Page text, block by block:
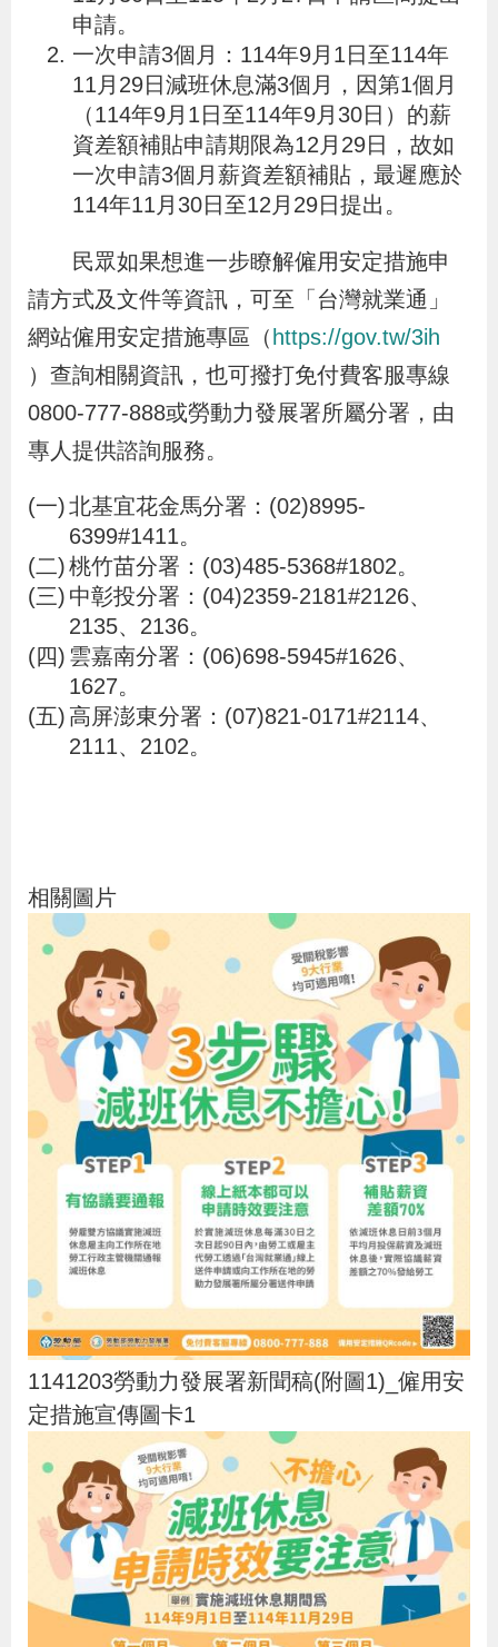
開
放
宣
檢
舉
瀆
通
置
申請。
一次申請3個月：114年9月1日至114年
11月29日減班休息滿3個月，因第1個月
（114年9月1日至114年9月30日）的薪
資差額補貼申請期限為12月29日，故如
一次申請3個月薪資差額補貼，最遲應於
114年11月30日至12月29日提出。
民眾如果想進一步瞭解僱用安定措施申
請方式及文件等資訊，可至「台灣就業通」
網站僱用安定措施專區（ https://gov.tw/3ih
）查詢相關資訊，也可撥打免付費客服專線
0800-777-888或勞動力發展署所屬分署，由
專人提供諮詢服務。
北基宜花金馬分署：(02)8995-
6399#1411。
桃竹苗分署：(03)485-5368#1802。
中彰投分署：(04)2359-2181#2126、
2135、2136。
雲嘉南分署：(06)698-5945#1626、
1627。
高屏澎東分署：(07)821-0171#2114、
2111、2102。
相關圖片
1141203勞動力發展署新聞稿(附圖1)_僱用安
定措施宣傳圖卡1